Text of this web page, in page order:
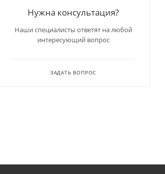
Нужна консультация?
Наши специалисты ответят на любой
интересующий вопрос
ЗАДАТЬ ВОПРОС